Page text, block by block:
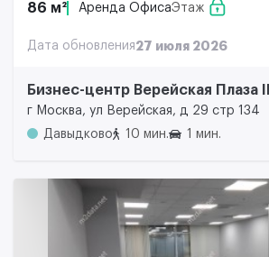
86 м² Аренда ОфисаЭтаж
Дата обновления27 июля 2026
Бизнес-центр Верейская Плаза III
г Москва, ул Верейская, д 29 стр 134
Давыдково
10 мин. 1 мин.